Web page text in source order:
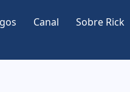
Canal Sobre Rick